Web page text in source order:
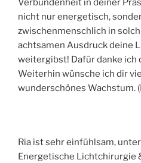
Verbundenheit in deiner
nicht nur energetisch,
zwischenmenschlich in
achtsamen Ausdruck deine
weitergibst! Dafür danke ich
Weiterhin wünsche ich dir
wunderschönes Wachstum.
Ria ist sehr einfühlsam,
Energetische Lichtchirurgie